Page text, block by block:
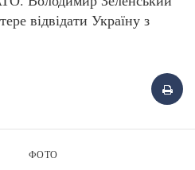
відвідати Україну з
ФОТО